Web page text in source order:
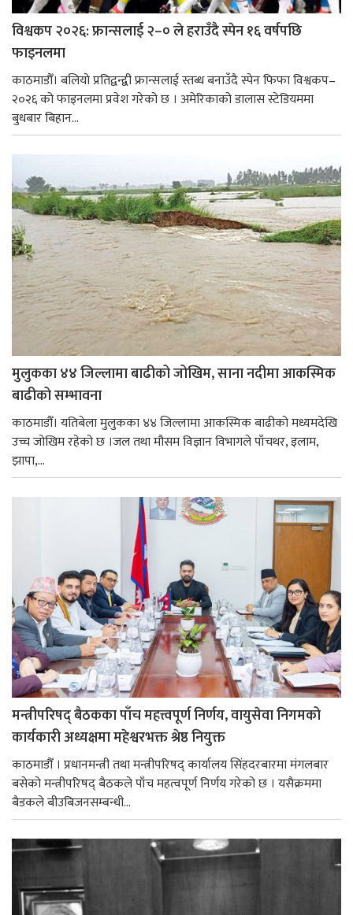
विश्वकप २०२६: फ्रान्सलाई २–० ले हराउँदै स्पेन १६ वर्षपछि
फाइनलमा
काठमाडौँ। बलियो प्रतिद्वन्द्वी फ्रान्सलाई स्तब्ध बनाउँदै स्पेन फिफा विश्वकप–
२०२६ को फाइनलमा प्रवेश गरेको छ । अमेरिकाको डालास स्टेडियममा
बुधबार बिहान...
मुलुकका ४४ जिल्लामा बाढीको जोखिम, साना नदीमा आकस्मिक
बाढीको सम्भावना
काठमाडौँ। यतिबेला मुलुकका ४४ जिल्लामा आकस्मिक बाढीको मध्यमदेखि
उच्च जोखिम रहेको छ ।जल तथा मौसम विज्ञान विभागले पाँचथर, इलाम,
झापा,...
मन्त्रीपरिषद् बैठकका पाँच महत्त्वपूर्ण निर्णय, वायुसेवा निगमको
कार्यकारी अध्यक्षमा महेश्वरभक्त श्रेष्ठ नियुक्त
काठमाडौँ । प्रधानमन्त्री तथा मन्त्रीपरिषद् कार्यालय सिंहदरबारमा मंगलबार
बसेको मन्त्रीपरिषद् बैठकले पाँच महत्वपूर्ण निर्णय गरेको छ । यसैक्रममा
बैडकले बीउबिजनसम्बन्धी...